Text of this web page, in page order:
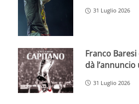
31 Luglio 2026
Franco
dà
31 Luglio 2026